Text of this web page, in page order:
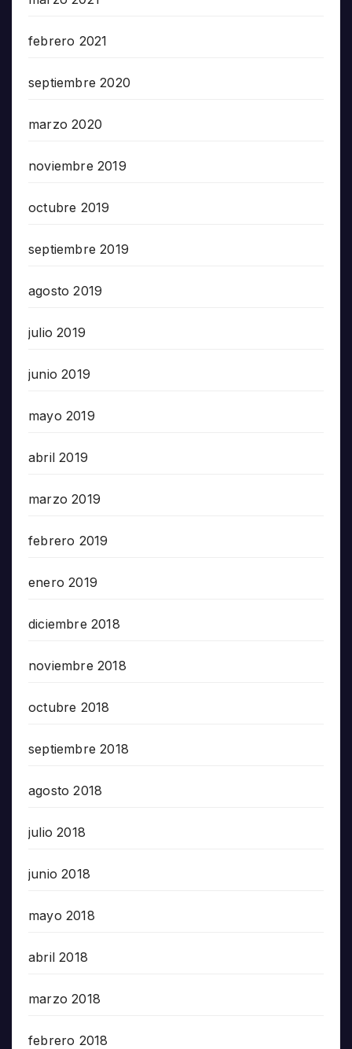
febrero 2021
septiembre 2020
marzo 2020
noviembre 2019
octubre 2019
septiembre 2019
agosto 2019
julio 2019
junio 2019
mayo 2019
abril 2019
marzo 2019
febrero 2019
enero 2019
diciembre 2018
noviembre 2018
octubre 2018
septiembre 2018
agosto 2018
julio 2018
junio 2018
mayo 2018
abril 2018
marzo 2018
febrero 2018